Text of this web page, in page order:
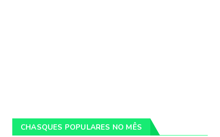
CHASQUES POPULARES NO MÊS